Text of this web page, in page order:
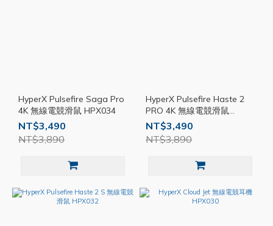
HyperX Pulsefire Saga Pro
4K 無線電競滑鼠 HPX034
NT$3,490
NT$3,890
HyperX Pulsefire Haste 2
PRO 4K 無線電競滑鼠
HPX033
NT$3,490
NT$3,890